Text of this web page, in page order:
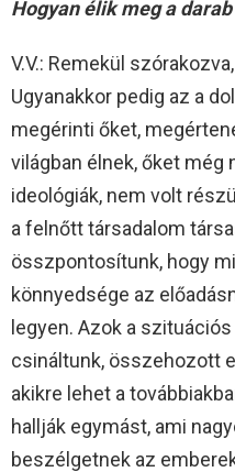
Hogyan élik meg a
V.V.: Remekül
Ugyanakkor pedig az a
megérinti őket,
világban élnek, őket
ideológiák, nem volt
a felnőtt társadalom
összpontosítunk, hogy
könnyedsége az
legyen. Azok a
csináltunk, összehozott
akikre lehet a
hallják egymást, ami
beszélgetnek az